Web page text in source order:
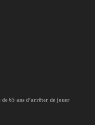
de 65 ans d’arrêter de jouer